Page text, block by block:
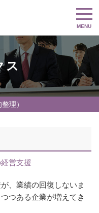
MENU
ス
理）
営支援
、業績の回復しないま
つある企業が増えてき